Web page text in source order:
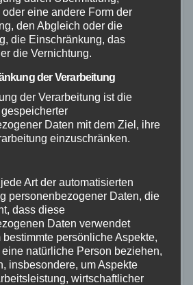
im
Horhausen:
verhindert weitere
POLIZEI
bei Oberdreis:
verhindert
auf Waldgebiet
eine andere Form der
den Abgleich oder die
die Einschränkung, das
die Vernichtung.
der Verarbeitung
der Verarbeitung ist die
Daten mit dem Ziel, ihre
einzuschränken.
Art der automatisierten
personenbezogener Daten, die
dass diese
Daten verwendet
bestimmte persönliche Aspekte,
natürliche Person beziehen,
insbesondere, um Aspekte
wirtschaftlicher